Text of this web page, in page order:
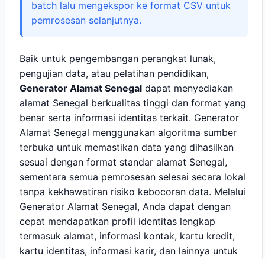
batch lalu mengekspor ke format CSV untuk
pemrosesan selanjutnya.
Baik untuk pengembangan perangkat lunak,
pengujian data, atau pelatihan pendidikan,
Generator Alamat Senegal dapat menyediakan
alamat Senegal berkualitas tinggi dan format yang
benar serta informasi identitas terkait. Generator
Alamat Senegal menggunakan algoritma sumber
terbuka untuk memastikan data yang dihasilkan
sesuai dengan format standar alamat Senegal,
sementara semua pemrosesan selesai secara lokal
tanpa kekhawatiran risiko kebocoran data. Melalui
Generator Alamat Senegal, Anda dapat dengan
cepat mendapatkan profil identitas lengkap
termasuk alamat, informasi kontak, kartu kredit,
kartu identitas, informasi karir, dan lainnya untuk